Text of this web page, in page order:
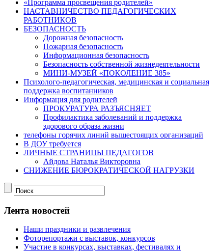
«Программа просвещения родителей»
НАСТАВНИЧЕСТВО ПЕДАГОГИЧЕСКИХ
РАБОТНИКОВ
БЕЗОПАСНОСТЬ
Дорожная безопасность
Пожарная безопасность
Информационная безопасность
Безопасность собственной жизнедеятельности
МИНИ-МУЗЕЙ «ПОКОЛЕНИЕ 385»
Психолого-педагогическая, медицинская и социальная
поддержка воспитанников
Информация для родителей
ПРОКУРАТУРА РАЗЪЯСНЯЕТ
Профилактика заболеваний и поддержка
здорового образа жизни
телефоны горячих линий вышестоящих организаций
В ДОУ требуется
ЛИЧНЫЕ СТРАНИЦЫ ПЕДАГОГОВ
Айдова Наталья Викторовна
СНИЖЕНИЕ БЮРОКРАТИЧЕСКОЙ НАГРУЗКИ
Лента новостей
Наши праздники и развлечения
Фоторепортажи с выставок, конкурсов
Участие в конкурсах, выставках, фестивалях и